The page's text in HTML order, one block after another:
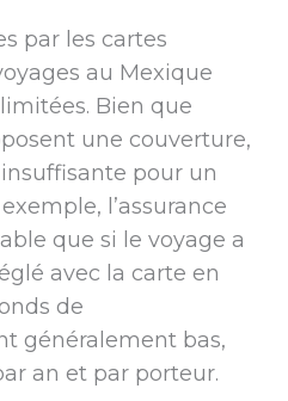
par les cartes
au Mexique
Bien que
une couverture,
pour un
l’assurance
que si le voyage a
avec la carte en
de
généralement bas,
an et par porteur.